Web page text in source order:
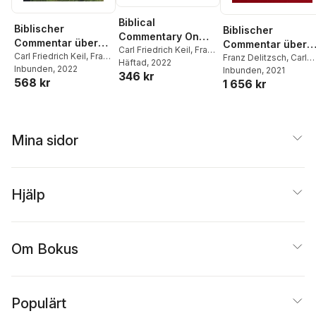
Biblischer
Commentar über
das alte Testament.
Vierter Theil
Carl Friedrich Keil, Franz
Delitzsch
Inbunden, 2022
568 kr
Biblical
Commentary On
The Old Testament;
Volume 1
Carl Friedrich Keil, Franz
Delitzsch
Häftad, 2022
346 kr
Biblischer
Commentar über
das Alte
Franz Delitzsch, Carl
Friedrich Keil
Inbunden, 2021
1 656 kr
Mina sidor
Hjälp
Om Bokus
Populärt